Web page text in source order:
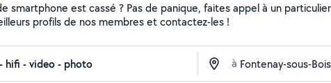
est cassé ? Pas de panique, faites appel à un
profils de nos membres et contactez-les !
à